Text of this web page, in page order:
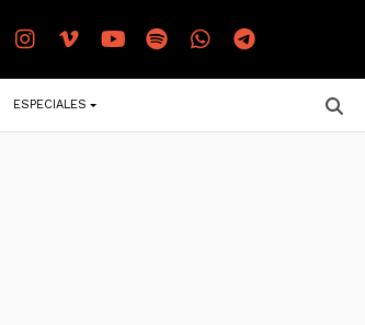
ESPECIALES